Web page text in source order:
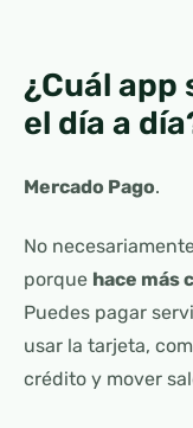
¿Cuál app
el día a
Mercado Pago.
No
porque hace más
Puedes pagar
usar la tarjeta,
crédito y mover